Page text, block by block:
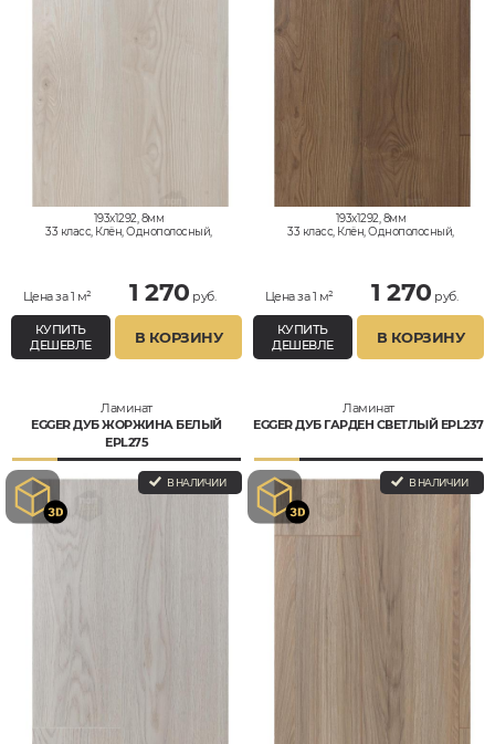
193x1292, 8мм
33 класс, Клён, Однополосный,
Цена за 1 м² 1 270 руб.
КУПИТЬ
ДЕШЕВЛЕ
В КОРЗИНУ
193x1292, 8мм
33 класс, Клён, Однополосный,
Цена за 1 м² 1 270 руб.
КУПИТЬ
ДЕШЕВЛЕ
В КОРЗИНУ
Ламинат
EGGER ДУБ ЖОРЖИНА БЕЛЫЙ
EPL275
В НАЛИЧИИ
Ламинат
EGGER ДУБ ГАРДЕН СВЕТЛЫЙ EPL237
В НАЛИЧИИ